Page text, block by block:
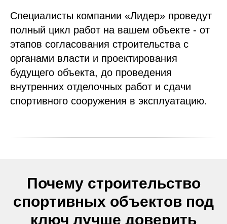
Специалисты компании «Лидер» проведут
полный цикл работ на вашем объекте - от
этапов согласования строительства с
органами власти и проектирования
будущего объекта, до проведения
внутренних отделочных работ и сдачи
спортивного сооружения в эксплуатацию.
Почему строительство
спортивных объектов под
ключ лучше доверить